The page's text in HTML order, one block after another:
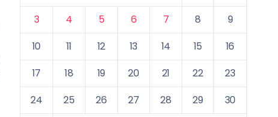
3
4 5 6 7 8
9
10
11 12 13 14 15
16
17
18 19 20 21 22
23
24
25 26 27 28 29 30